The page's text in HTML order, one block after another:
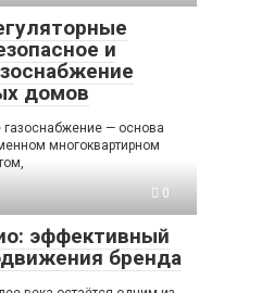
и
домов
газоснабжение — основа
многоквартирном
0
эффективный
бренда